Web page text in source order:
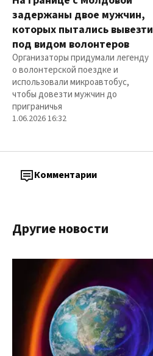
задержаны двое мужчин,
которых пытались вывезти
под видом волонтеров
Организаторы придумали легенду
о волонтерской поездке и
использовали микроавтобус,
чтобы довезти мужчин до
приграничья
1.06.2026 16:32
Комментарии
Другие новости